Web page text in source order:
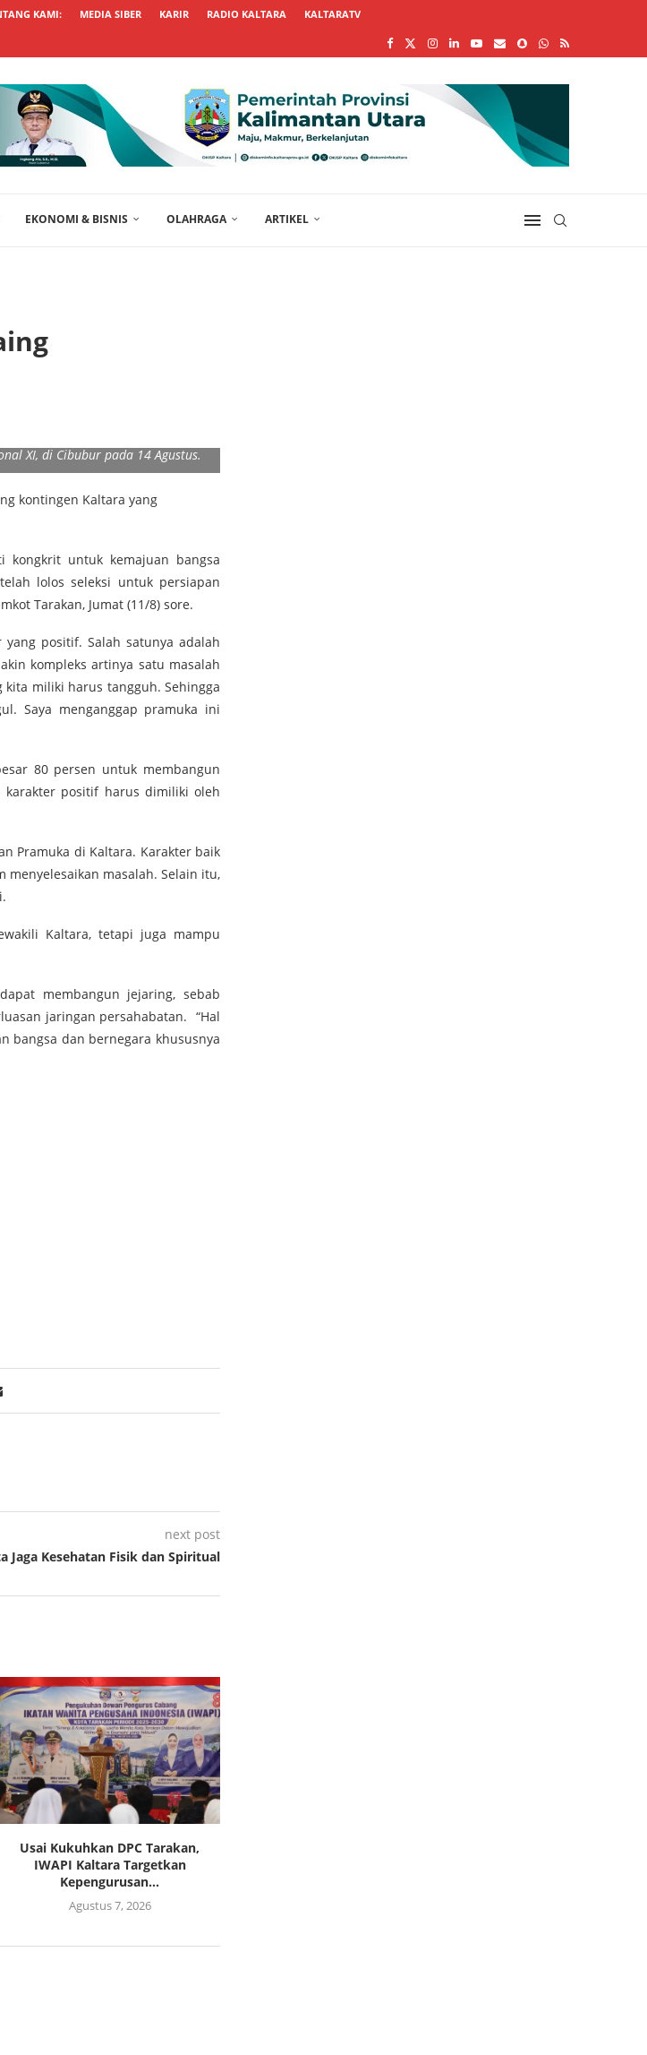
KASUS...
KAMI: MEDIA SIBER KARIR RADIO KALTARA KALTARATV
EKONOMI & BISNIS OLAHRAGA ARTIKEL
XI, di Cibubur pada 14 Agustus.
kontingen Kaltara yang
kongkrit untuk kemajuan bangsa
lolos seleksi untuk persiapan
Tarakan, Jumat (11/8) sore.
positif. Salah satunya adalah
kompleks artinya satu masalah
miliki harus tangguh. Sehingga
Saya menganggap pramuka ini
80 persen untuk membangun
positif harus dimiliki oleh
Pramuka di Kaltara. Karakter baik
masalah. Selain itu,
Kaltara, tetapi juga mampu
membangun jejaring, sebab
jaringan persahabatan. “Hal
bangsa dan bernegara khususnya
next post
Jaga Kesehatan Fisik dan Spiritual
Usai Kukuhkan DPC Tarakan,
IWAPI Kaltara Targetkan
Kepengurusan...
Agustus 7, 2026